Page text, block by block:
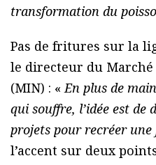
transformation du
Pas de fritures sur la
le directeur du
(MIN) : «En plus de
qui souffre, l’idée est de
projets pour recréer une
l’accent sur deux